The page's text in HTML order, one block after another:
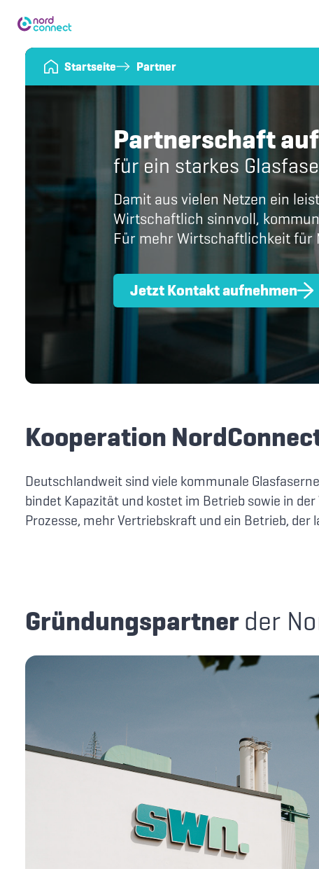
Startseite Partner
Partnerschaft
für ein starkes
Damit aus vielen Netzen ein
Wirtschaftlich sinnvoll,
Für mehr Wirtschaftlichkeit für
Jetzt Kontakt aufnehmen
Kooperation
Deutschlandweit sind viele kommunale
bindet Kapazität und kostet im Betrieb sowie in
Prozesse, mehr Vertriebskraft und ein Betrieb,
Gründungspartnerder